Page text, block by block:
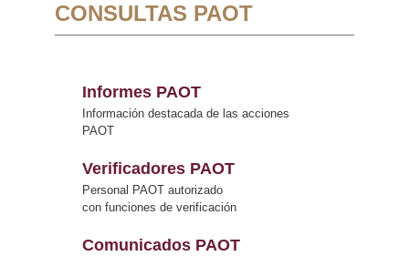
CONSULTAS PAOT
Informes PAOT
Información destacada de las acciones
PAOT
Verificadores PAOT
Personal PAOT autorizado
con funciones de verificación
Comunicados PAOT